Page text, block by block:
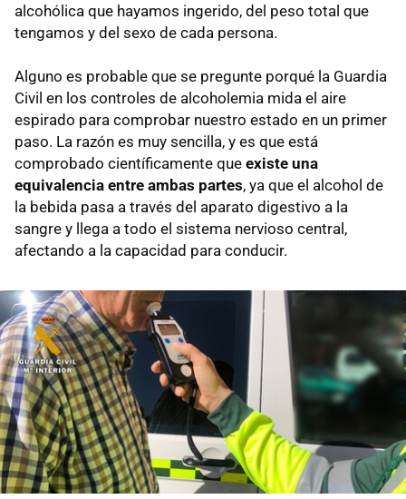
alcohólica que hayamos ingerido, del peso total que
tengamos y del sexo de cada persona.
Alguno es probable que se pregunte porqué la Guardia
Civil en los controles de alcoholemia mida el aire
espirado para comprobar nuestro estado en un primer
paso. La razón es muy sencilla, y es que está
comprobado científicamente que existe una
equivalencia entre ambas partes, ya que el alcohol de
la bebida pasa a través del aparato digestivo a la
sangre y llega a todo el sistema nervioso central,
afectando a la capacidad para conducir.